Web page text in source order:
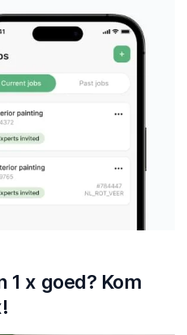
1 x goed? Kom